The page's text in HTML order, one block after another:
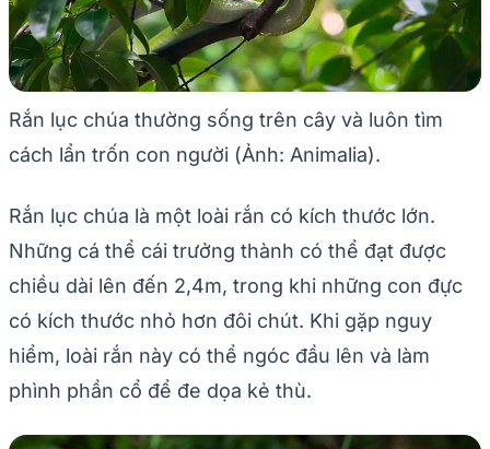
Rắn lục chúa thường sống trên cây và luôn tìm
cách lẩn trốn con người (Ảnh: Animalia).
Rắn lục chúa là một loài rắn có kích thước lớn.
Những cá thể cái trưởng thành có thể đạt được
chiều dài lên đến 2,4m, trong khi những con đực
có kích thước nhỏ hơn đôi chút. Khi gặp nguy
hiểm, loài rắn này có thể ngóc đầu lên và làm
phình phần cổ để đe dọa kẻ thù.